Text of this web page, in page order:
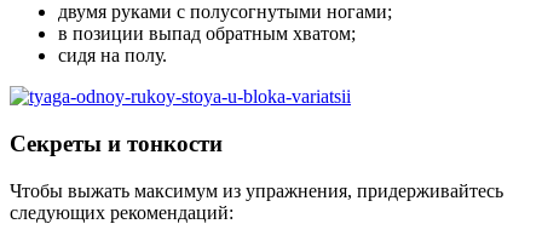
двумя руками с полусогнутыми ногами;
в позиции выпад обратным хватом;
сидя на полу.
Секреты и тонкости
Чтобы выжать максимум из упражнения, придерживайтесь
следующих рекомендаций: